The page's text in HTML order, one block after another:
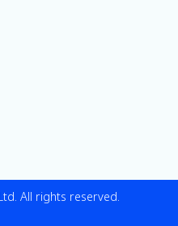
All rights reserved.